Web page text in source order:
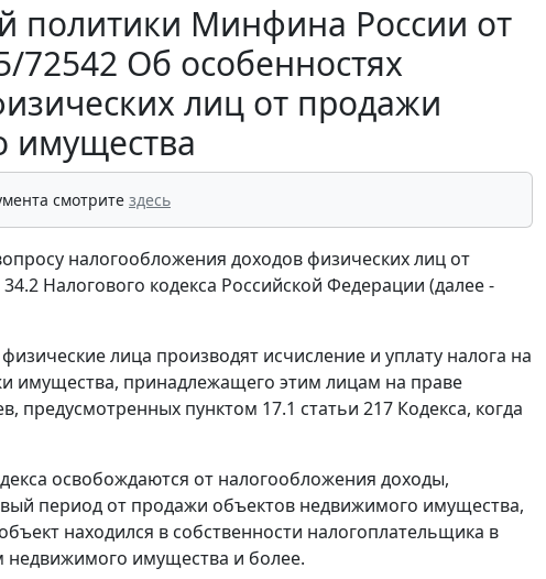
политики Минфина России от
Об особенностях
лиц от продажи
имущества
смотрите здесь
налогообложения доходов физических лиц от
Налогового кодекса Российской Федерации (далее -
лица производят исчисление и уплату налога на
имущества, принадлежащего этим лицам на праве
предусмотренных пунктом 17.1 статьи 217 Кодекса, когда
освобождаются от налогообложения доходы,
период от продажи объектов недвижимого имущества,
находился в собственности налогоплательщика в
недвижимого имущества и более.